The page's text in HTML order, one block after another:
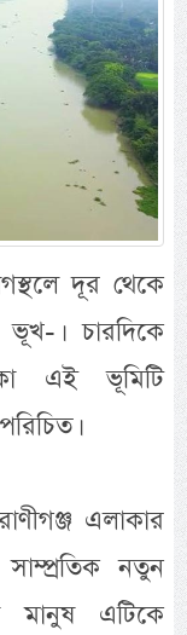
দূর থেকে
। চারদিকে
এই ভূমিটি
এলাকার
নতুন
এটিকে